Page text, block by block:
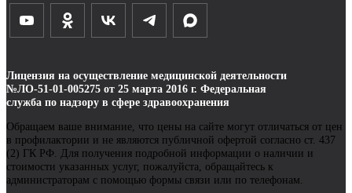
Лицензия на осуществление медицинской деятельности
№ЛО-51-01-005275 от 25 марта 2016 г. Федеральная
служба по надзору в сфере здравоохранения
Обращаем ваше внимание, что цены на сайте могут отличаться от цен
в профилактории и не являются публичной офертой согласно ст. 437
(2) ГК РФ. Для получения подробной информации о наличии и
стоимости указанных услуг, пожалуйста, обращайтесь к
администраторам с помощью формы связи или по телефонам.